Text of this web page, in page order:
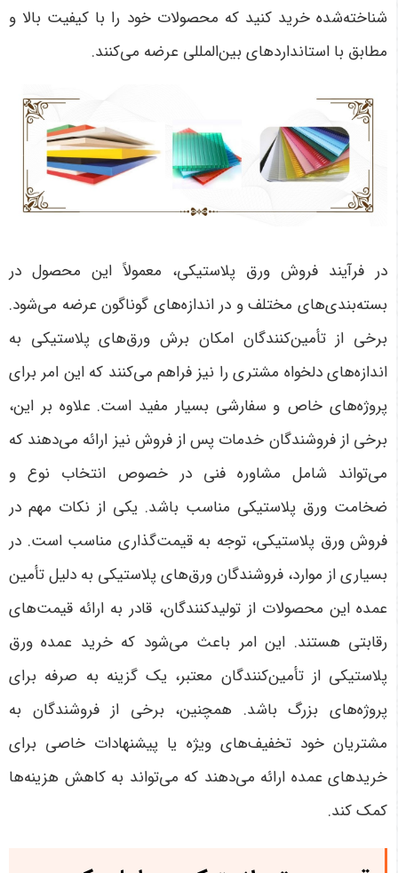
شناخته‌شده خرید کنید که محصولات خود را با کیفیت بالا و
مطابق با استانداردهای بین‌المللی عرضه می‌کنند.
در فرآیند فروش ورق پلاستیکی، معمولاً این محصول در
بسته‌بندی‌های مختلف و در اندازه‌های گوناگون عرضه می‌شود.
برخی از تأمین‌کنندگان امکان برش ورق‌های پلاستیکی به
اندازه‌های دلخواه مشتری را نیز فراهم می‌کنند که این امر برای
پروژه‌های خاص و سفارشی بسیار مفید است. علاوه بر این،
برخی از فروشندگان خدمات پس از فروش نیز ارائه می‌دهند که
می‌تواند شامل مشاوره فنی در خصوص انتخاب نوع و
ضخامت ورق پلاستیکی مناسب باشد. یکی از نکات مهم در
فروش ورق پلاستیکی، توجه به قیمت‌گذاری مناسب است. در
بسیاری از موارد، فروشندگان ورق‌های پلاستیکی به دلیل تأمین
عمده این محصولات از تولیدکنندگان، قادر به ارائه قیمت‌های
رقابتی هستند. این امر باعث می‌شود که خرید عمده ورق
پلاستیکی از تأمین‌کنندگان معتبر، یک گزینه به صرفه برای
پروژه‌های بزرگ باشد. همچنین، برخی از فروشندگان به
مشتریان خود تخفیف‌های ویژه یا پیشنهادات خاصی برای
خریدهای عمده ارائه می‌دهند که می‌تواند به کاهش هزینه‌ها
کمک کند.